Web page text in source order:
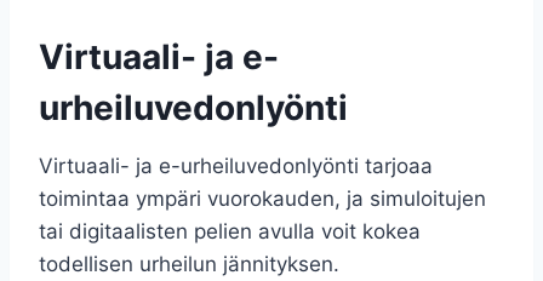
Virtuaali- ja e-
urheiluvedonlyönti
Virtuaali- ja e-urheiluvedonlyönti tarjoaa
toimintaa ympäri vuorokauden, ja simuloitujen
tai digitaalisten pelien avulla voit kokea
todellisen urheilun jännityksen.